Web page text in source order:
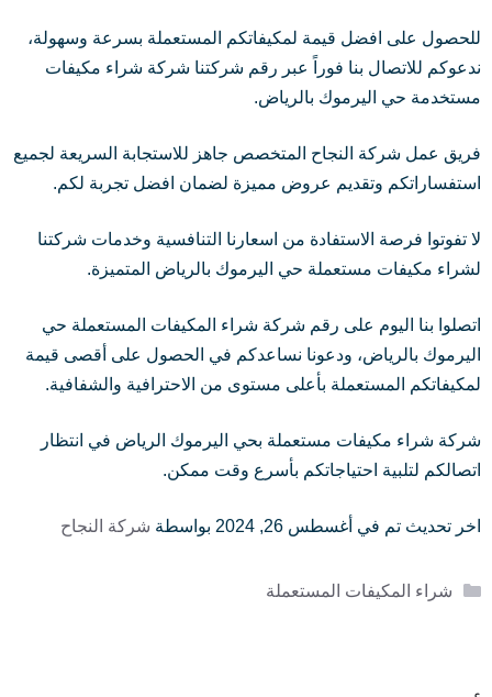
للحصول على افضل قيمة لمكيفاتكم المستعملة بسرعة وسهولة،
ندعوكم للاتصال بنا فوراً عبر رقم شركتنا شركة شراء مكيفات
مستخدمة حي اليرموك بالرياض.
فريق عمل شركة النجاح المتخصص جاهز للاستجابة السريعة لجميع
استفساراتكم وتقديم عروض مميزة لضمان افضل تجربة لكم.
لا تفوتوا فرصة الاستفادة من اسعارنا التنافسية وخدمات شركتنا
لشراء مكيفات مستعملة حي اليرموك بالرياض المتميزة.
اتصلوا بنا اليوم على رقم شركة شراء المكيفات المستعملة حي
اليرموك بالرياض، ودعونا نساعدكم في الحصول على أقصى قيمة
لمكيفاتكم المستعملة بأعلى مستوى من الاحترافية والشفافية.
شركة شراء مكيفات مستعملة بحي اليرموك الرياض في انتظار
اتصالكم لتلبية احتياجاتكم بأسرع وقت ممكن.
اخر تحديث تم في أغسطس 26, 2024 بواسطة شركة النجاح
التصنيفات
شراء المكيفات المستعملة